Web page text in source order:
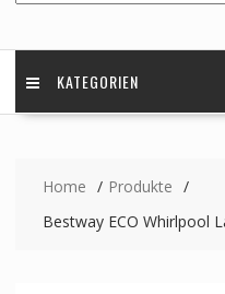
KATEGORIEN
Home
Produkte
Bestway ECO Whirlpool